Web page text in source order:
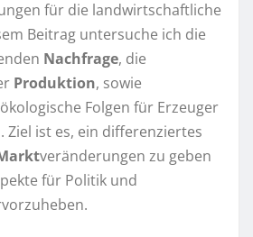
für die landwirtschaftliche
Beitrag untersuche ich die
Nachfrage, die
Produktion, sowie
Folgen für Erzeuger
Ziel ist es, ein differenziertes
veränderungen zu geben
für Politik und